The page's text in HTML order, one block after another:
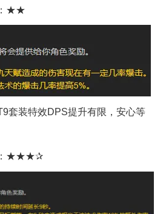
：★★
套装特效DPS提升有限，安心等
：★★★✰